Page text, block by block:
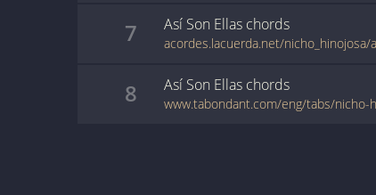
7 Así Son Ellas chords
acordes.lacuerda.net/nicho_hinojosa/
8 Así Son Ellas chords
www.tabondant.com/eng/tabs/nicho-